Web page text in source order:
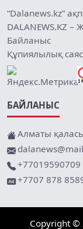
“Dalanews.kz”
DALANEWS.KZ
Байланыс
Құпиялылық
БАЙЛАНЫС
Алматы
+77019590709
+7707 878
Copyright ©